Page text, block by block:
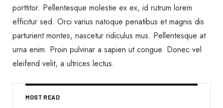
porttitor. Pellentesque molestie ex ex, id rutrum lorem
efficitur sed. Orci varius natoque penatibus et magnis dis
parturient montes, nascetur ridiculus mus. Pellentesque at
urna enim. Proin pulvinar a sapien ut congue. Donec vel
eleifend velit, a ultrices lectus.
MOST READ